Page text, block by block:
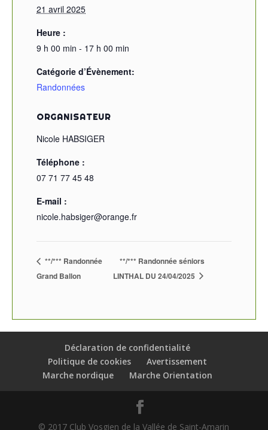
21 avril 2025
Heure :
9 h 00 min - 17 h 00 min
Catégorie d’Évènement:
Randonnées
ORGANISATEUR
Nicole HABSIGER
Téléphone :
07 71 77 45 48
E-mail :
nicole.habsiger@orange.fr
**/*** Randonnée
Grand Ballon
**/*** Randonnée séniors
LINTHAL DU 24/04/2025
Déclaration de confidentialité
Politique de cookies
Avertissement
Marche nordique
Marche Orientation
© 2017 Club Vosgien de la Vallée de Saint-Amarin